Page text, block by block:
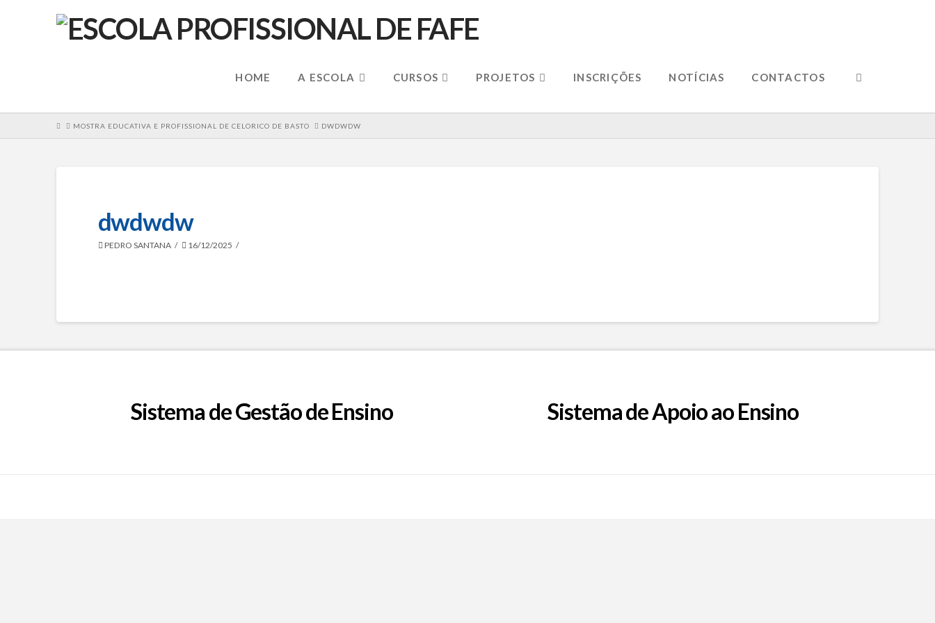
HOME A ESCOLA CURSOS PROJETOS INSCRIÇÕES NOTÍCIAS CONTACTOS
HOMEMOSTRA EDUCATIVA E PROFISSIONAL DE CELORICO DE BASTO DWDWDW
dwdwdw
PEDRO SANTANA 16/12/2025
Sistema de Gestão de Ensino Sistema de Apoio ao Ensino